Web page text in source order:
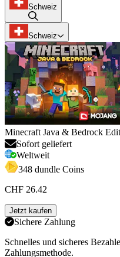
Schweiz
Schweiz
Minecraft Java & Bedrock
Sofort geliefert
Weltweit
348 dundle Coins
CHF 26.42
Jetzt kaufen
Sichere Zahlung
Schnelles und sicheres
Zahlungsmethode.